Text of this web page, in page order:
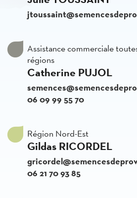
Assistance commerciale
régions
Catherine PUJOL
06 09 99 55 70
Région Nord-Est
Gildas RICORDEL
06 21 70 93 85